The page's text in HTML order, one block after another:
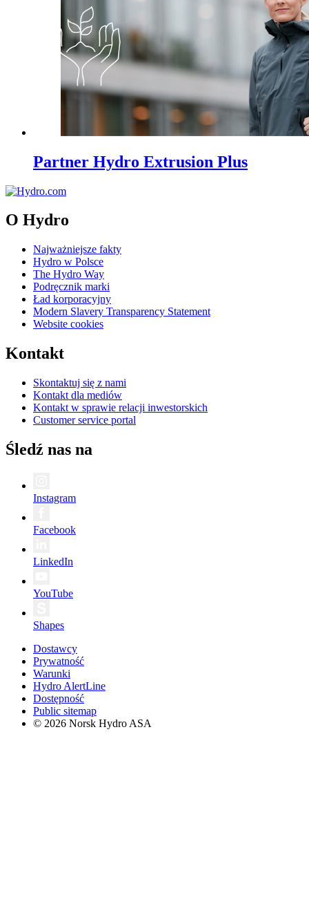
Partner Hydro Extrusion Plus
O Hydro
Najważniejsze fakty
Hydro w Polsce
The Hydro Way
Podręcznik marki
Ład korporacyjny
Modern Slavery Transparency Statement
Website cookies
Kontakt
Skontaktuj się z nami
Kontakt dla mediów
Kontakt w sprawie relacji inwestorskich
Customer service portal
Śledź nas na
Instagram
Facebook
LinkedIn
YouTube
Shapes
Dostawcy
Prywatność
Warunki
Hydro AlertLine
Dostępność
Public sitemap
© 2026 Norsk Hydro ASA